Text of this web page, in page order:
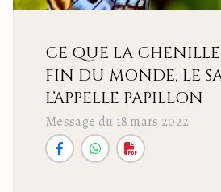
CE QUE LA CHENILLE
FIN DU MONDE, LE
L’APPELLE PAPILLON
Message du 18 mars 2022